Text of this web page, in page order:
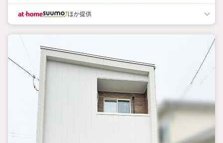
ほか提供